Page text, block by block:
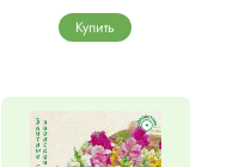
Купить